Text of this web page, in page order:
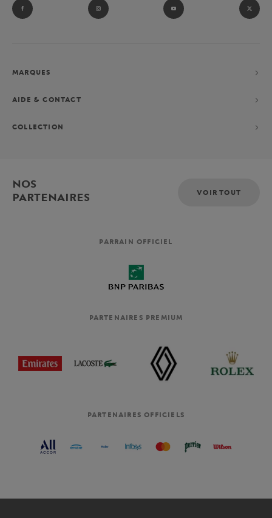
MARQUES
AIDE & CONTACT
COLLECTION
NOS
PARTENAIRES
VOIR TOUT
PARRAIN OFFICIEL
PARTENAIRES PREMIUM
PARTENAIRES OFFICIELS